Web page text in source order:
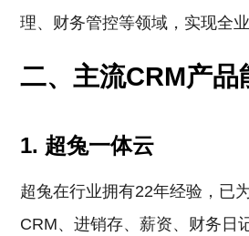
理、财务管控等领域，实现全
二、主流CRM产品
1. 超兔一体云
超兔在行业拥有22年经验，已
CRM、进销存、薪资、财务日